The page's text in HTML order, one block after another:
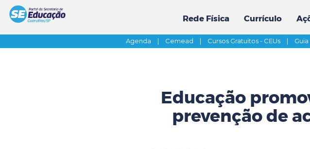
Rede Física Currículo
Agenda | Cemead | Cursos Gratuitos - CEUs |
Educação
prevenção de